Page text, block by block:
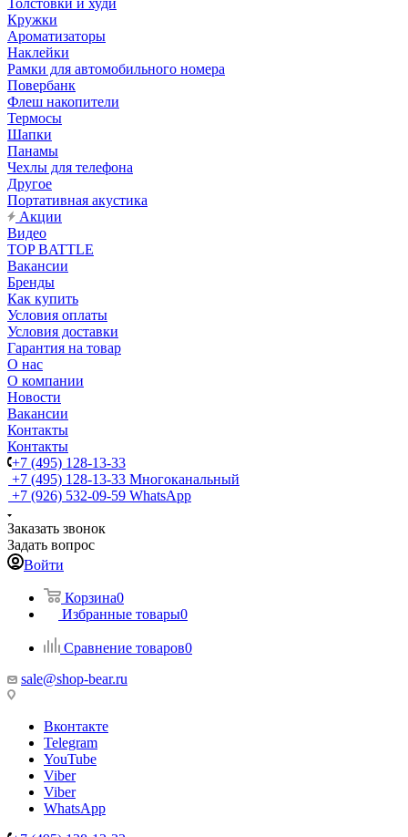
Толстовки и худи
Кружки
Ароматизаторы
Наклейки
Рамки для автомобильного номера
Повербанк
Флеш накопители
Термосы
Шапки
Панамы
Чехлы для телефона
Другое
Портативная акустика
Акции
Видео
TOP BATTLE
Вакансии
Бренды
Как купить
Условия оплаты
Условия доставки
Гарантия на товар
О нас
О компании
Новости
Вакансии
Контакты
Контакты
+7 (495) 128-13-33
+7 (495) 128-13-33 Многоканальный
+7 (926) 532-09-59 WhatsApp
Заказать звонок
Задать вопрос
Войти
Корзина0
Избранные товары0
Сравнение товаров0
sale@shop-bear.ru
Вконтакте
Telegram
YouTube
Viber
Viber
WhatsApp